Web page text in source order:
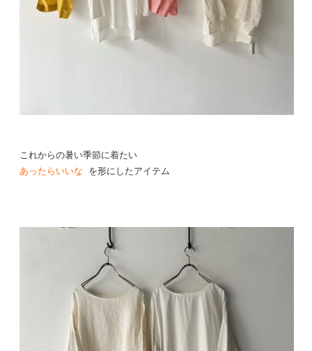
これからの暑い季節に着たい
あったらいいな を形にしたアイテム